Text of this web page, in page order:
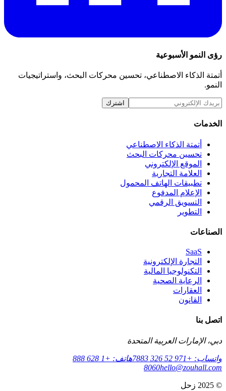
رؤى النمو الأسبوعية
أتمتة الذكاء الاصطناعي، تحسين محركات البحث، واستراتيجيات
النمو.
اشترك
الخدمات
أتمتة الذكاء الاصطناعي
تحسين محركات البحث
الموقع الإلكتروني
العلامة التجارية
تطبيقات الهاتف المحمول
الإعلام المدفوع
التسويق الرقمي
التطوير
الصناعات
SaaS
التجارة الإلكترونية
التكنولوجيا المالية
الرعاية الصحية
العقارات
القانون
اتصل بنا
دبي، الإمارات العربية المتحدة
واتساب: +971 52 326 7883
هاتف: +1 628 888
8060hello@zouhall.com
© 2025 زحل